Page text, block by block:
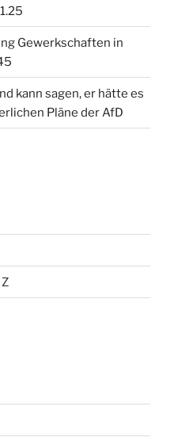
Gewerkschaften in
kann sagen, er hätte es
Pläne der AfD